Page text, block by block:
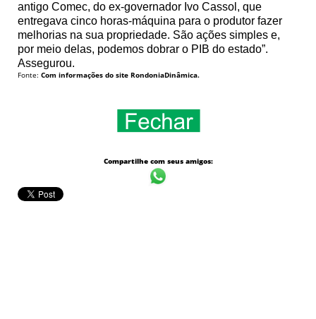
antigo Comec, do ex-governador Ivo Cassol, que
entregava cinco horas-máquina para o produtor fazer
melhorias na sua propriedade. São ações simples e,
por meio delas, podemos dobrar o PIB do estado”.
Assegurou.
Fonte: Com informações do site RondoniaDinâmica.
Compartilhe com seus amigos: